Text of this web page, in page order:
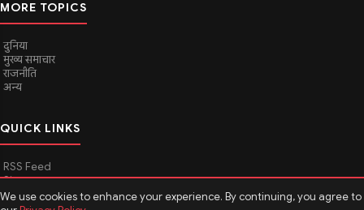
We use cookies to enhance your experience. By continuing, you agree to
MORE TOPICS
दुनिया
मुख्य समाचार
राजनीति
अन्य
QUICK LINKS
RSS Feed
Sitemap